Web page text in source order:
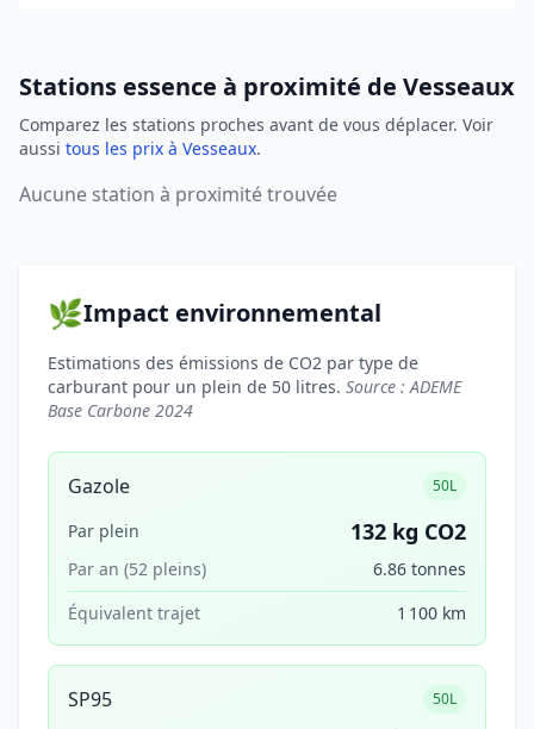
Stations essence à proximité de Vesseaux
Comparez les stations proches avant de vous déplacer. Voir
aussi tous les prix à Vesseaux.
Aucune station à proximité trouvée
🌿Impact environnemental
Estimations des émissions de CO2 par type de
carburant pour un plein de 50 litres. Source : ADEME
Base Carbone 2024
Gazole 50L
Par plein 132 kg CO2
Par an (52 pleins)
6.86 tonnes
Équivalent trajet
1 100 km
SP95 50L